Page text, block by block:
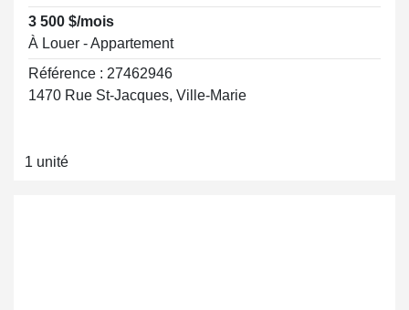
3 500 $/mois
À Louer - Appartement
Référence : 27462946
1470 Rue St-Jacques, Ville-Marie
1 unité